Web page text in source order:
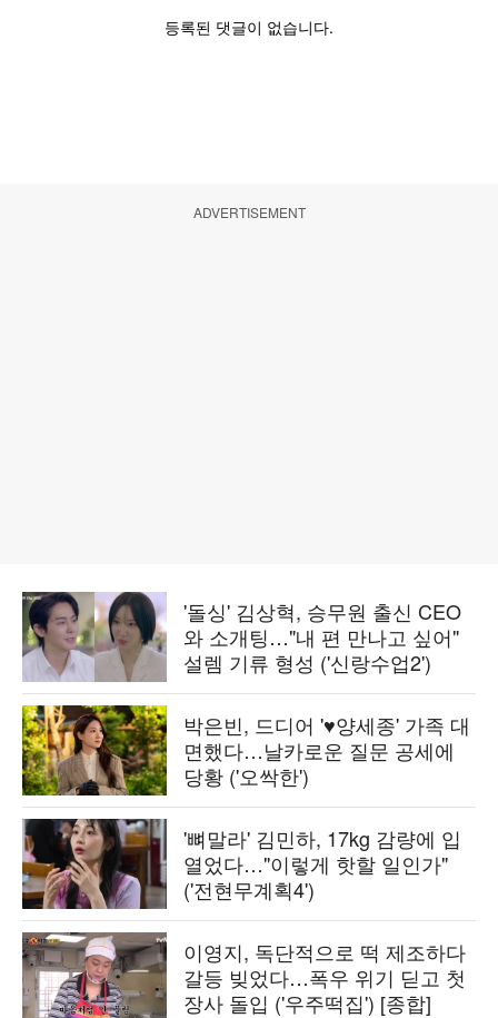
ADVERTISEMENT
'돌싱' 김상혁, 승무원 출신 CEO
와 소개팅…"내 편 만나고 싶어"
설렘 기류 형성 ('신랑수업2')
박은빈, 드디어 '♥양세종' 가족 대
면했다…날카로운 질문 공세에
당황 ('오싹한')
'뼈말라' 김민하, 17kg 감량에 입
열었다…"이렇게 핫할 일인가"
('전현무계획4')
이영지, 독단적으로 떡 제조하다
갈등 빚었다…폭우 위기 딛고 첫
장사 돌입 ('우주떡집') [종합]